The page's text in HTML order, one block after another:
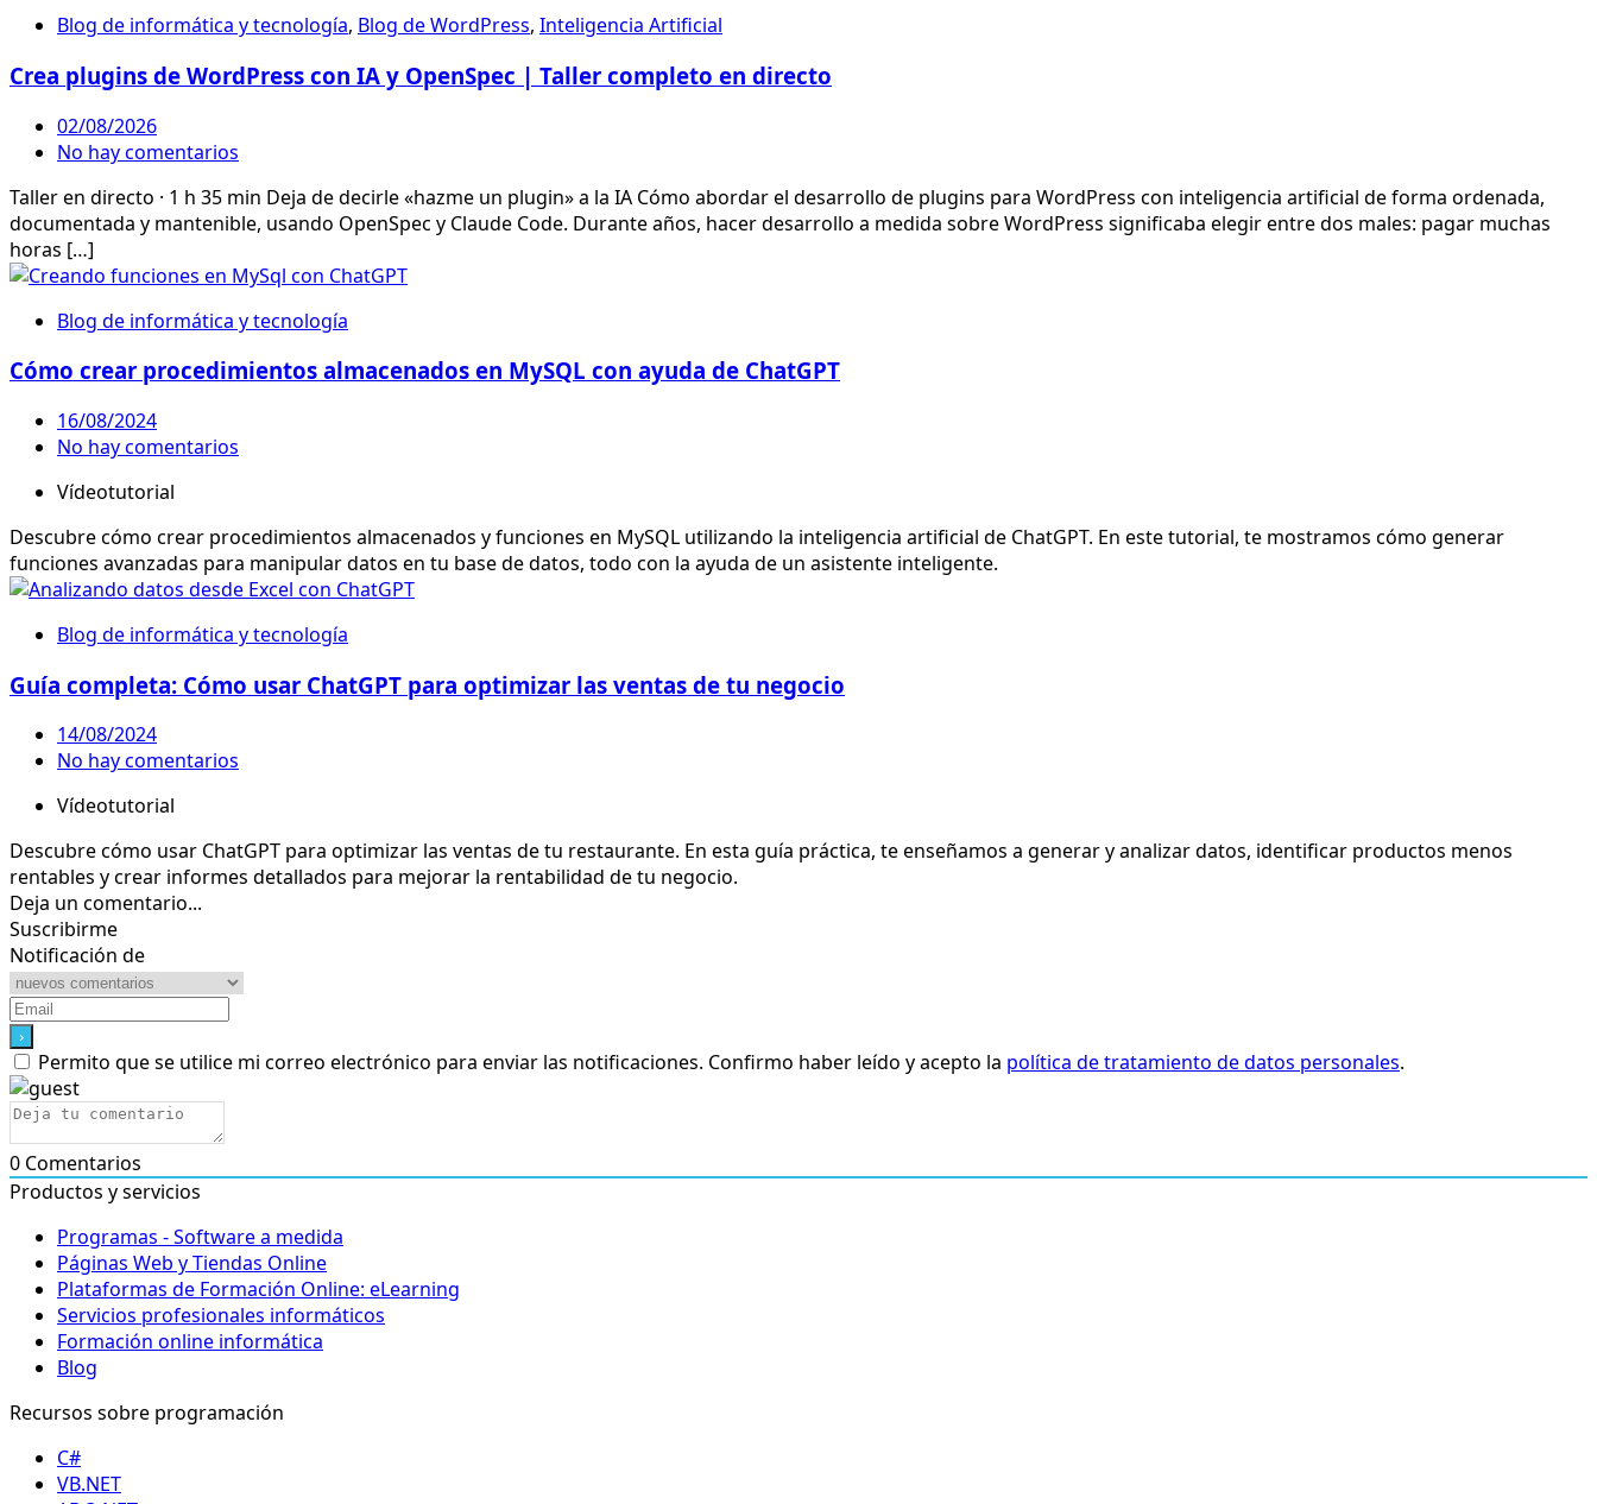
Blog de informática y tecnología, Blog de WordPress, Inteligencia Artificial
Crea plugins de WordPress con IA y OpenSpec | Taller completo en directo
02/08/2026
No hay comentarios
Taller en directo · 1 h 35 min Deja de decirle «hazme un plugin» a la IA Cómo abordar el desarrollo de plugins para WordPress con inteligencia artificial de forma ordenada,
documentada y mantenible, usando OpenSpec y Claude Code. Durante años, hacer desarrollo a medida sobre WordPress significaba elegir entre dos males: pagar muchas
horas […]
Blog de informática y tecnología
Cómo crear procedimientos almacenados en MySQL con ayuda de ChatGPT
16/08/2024
No hay comentarios
Vídeotutorial
Descubre cómo crear procedimientos almacenados y funciones en MySQL utilizando la inteligencia artificial de ChatGPT. En este tutorial, te mostramos cómo generar
funciones avanzadas para manipular datos en tu base de datos, todo con la ayuda de un asistente inteligente.
Blog de informática y tecnología
Guía completa: Cómo usar ChatGPT para optimizar las ventas de tu negocio
14/08/2024
No hay comentarios
Vídeotutorial
Descubre cómo usar ChatGPT para optimizar las ventas de tu restaurante. En esta guía práctica, te enseñamos a generar y analizar datos, identificar productos menos
rentables y crear informes detallados para mejorar la rentabilidad de tu negocio.
Deja un comentario...
Suscribirme
Notificación de
Permito que se utilice mi correo electrónico para enviar las notificaciones. Confirmo haber leído y acepto la política de tratamiento de datos personales.
0 Comentarios
Productos y servicios
Programas - Software a medida
Páginas Web y Tiendas Online
Plataformas de Formación Online: eLearning
Servicios profesionales informáticos
Formación online informática
Blog
Recursos sobre programación
C#
VB.NET